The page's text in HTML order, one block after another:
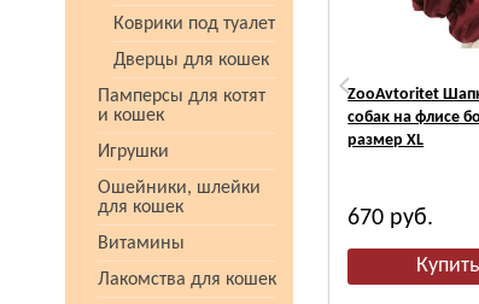
Коврики под туалет
Дверцы для кошек
Памперсы для котят
и кошек
Игрушки
Ошейники, шлейки
для кошек
Витамины
Лакомства для кошек
ZooAvtoritet
собак на флисе
размер XL
670 руб.